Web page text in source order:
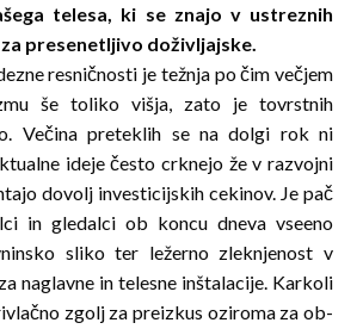
telesa, ki se znajo v ustreznih
presenetljivo do­živ­­ljaj­ske.
resničnosti je težnja po čim večjem
še toliko višja, zato je tovrstnih
Ve­čina preteklih se na dolgi rok ni
ideje često crknejo že v razvojni
dovolj investicijskih cekinov. Je pač
in gledalci ob koncu dneva vseeno
sliko ter ležerno zleknjenost v
naglavne in telesne inšta­la­cije. Karkoli
zgolj za preizkus oziroma za ob­